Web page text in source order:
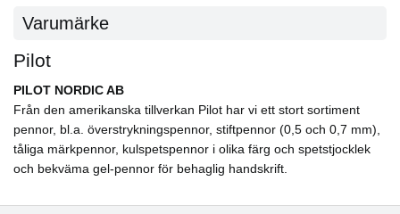
Varumärke
Pilot
PILOT NORDIC AB
Från den amerikanska tillverkan Pilot har vi ett stort sortiment
pennor, bl.a. överstrykningspennor, stiftpennor (0,5 och 0,7 mm),
tåliga märkpennor, kulspetspennor i olika färg och spetstjocklek
och bekväma gel-pennor för behaglig handskrift.